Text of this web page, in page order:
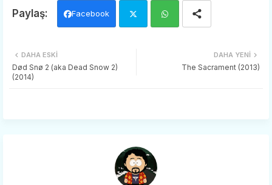
Facebook
DAHA YENI
The Sacrament (2013)
DAHA ESKI
Død Snø 2 (aka Dead Snow 2)
(2014)